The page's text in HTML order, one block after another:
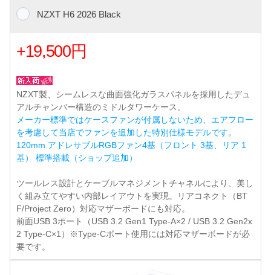
NZXT H6 2026 Black
+19,500円
NZXT製、シームレスな曲面強化ガラスパネルを採用したデュ
アルチャンバー構造のミドルタワーケース。
メーカー標準ではケースファンが付属しないため、エアフロー
を考慮して当店でファンを追加した特別仕様モデルです。
120mm アドレサブルRGBファン4基（フロント 3基、リア 1
基） 標準搭載（ショップ追加）
ツールレス設計とケーブルマネジメントチャネルにより、美し
く組み立てやすい内部レイアウトを実現。リアコネクト（BT
F/Project Zero）対応マザーボードにも対応。
前面USB 3ポート（USB 3.2 Gen1 Type-A×2 / USB 3.2 Gen2x
2 Type-C×1）※Type-Cポート使用には対応マザーボードが必
要です。